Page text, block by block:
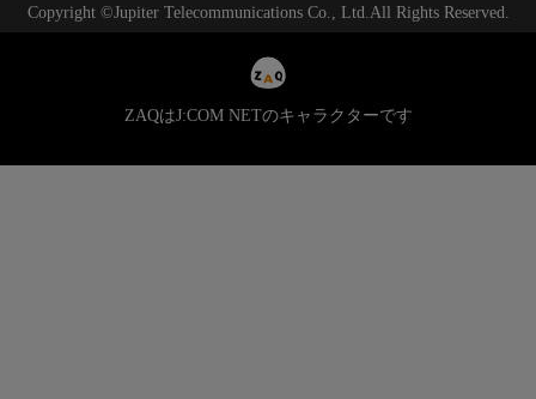
Copyright ©Jupiter Telecommunications Co., Ltd.All Rights Reserved.
ZAQはJ:COM NETのキャラクターです